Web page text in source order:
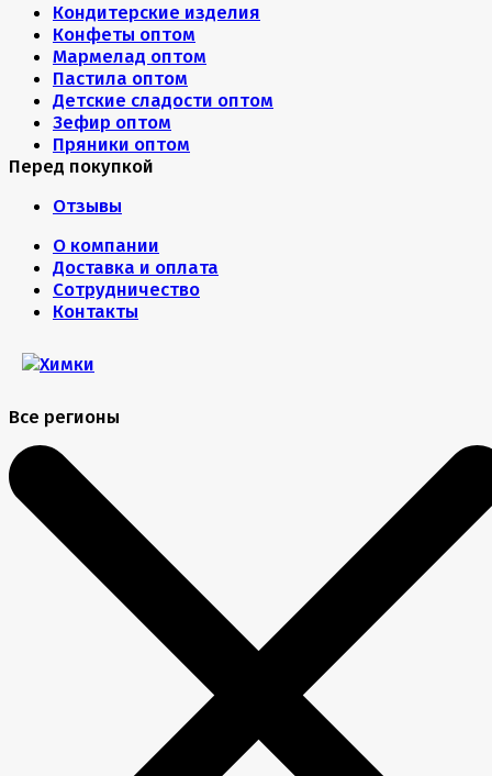
Кондитерские изделия
Конфеты оптом
Мармелад оптом
Пастила оптом
Детские сладости оптом
Зефир оптом
Пряники оптом
Перед покупкой
Отзывы
О компании
Доставка и оплата
Сотрудничество
Контакты
Все регионы